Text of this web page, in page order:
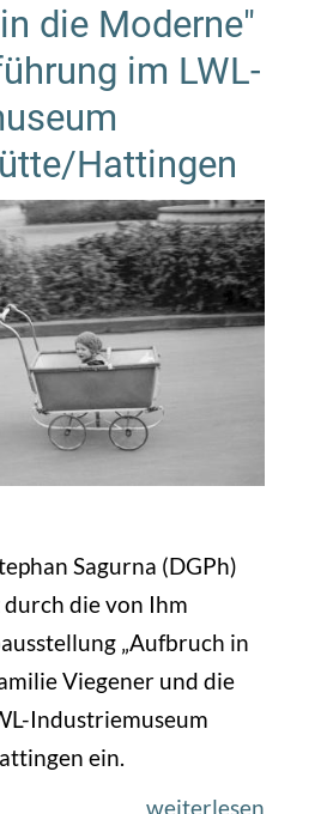
die Moderne"
im LWL-
Hattingen
Sagurna (DGPh)
die von Ihm
„Aufbruch in
Viegener und die
Industriemuseum
ein.
weiterlesen